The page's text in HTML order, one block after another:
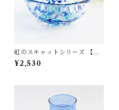
虹のスキャットシリーズ 【ブ
ルー】うみボウル ガラス 松ヶ
岡ガラス
¥2,530